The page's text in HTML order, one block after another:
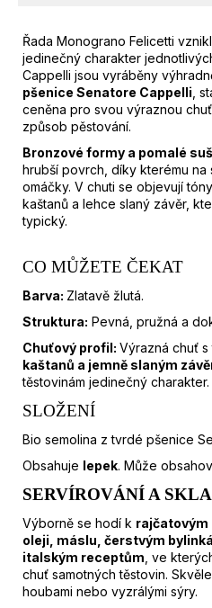
Řada Monograno Felicetti
jedinečný charakter
Cappelli jsou vyráběny
pšenice Senatore Cappelli ,
ceněna pro svou výraznou
způsob pěstování.
Bronzové formy a pomalé
hrubší povrch, díky kterému
omáčky. V chuti se objevují
kaštanů a lehce slaný závěr,
typický.
CO MŮŽETE ČEKAT
Barva: Zlatavě žlutá.
Struktura: Pevná, pružná a
Chuťový profil: Výrazná chuť s
kaštanů a jemně slaným
těstovinám jedinečný charakter.
SLOŽENÍ
Bio semolina z tvrdé pšenice
Obsahuje lepek. Může
SERVÍROVÁNÍ A
Výborně se hodí k rajčatovým
oleji, máslu, čerstvým
italským receptům , ve
chuť samotných těstovin.
houbami nebo vyzrálými sýry.
379
Kč